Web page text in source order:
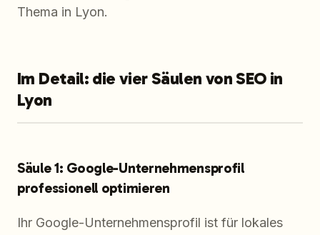
Thema in Lyon.
Im Detail: die vier Säulen von SEO in
Lyon
Säule 1: Google-Unternehmensprofil
professionell optimieren
Ihr Google-Unternehmensprofil ist für lokales